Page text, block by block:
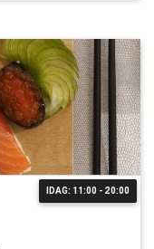
IDAG: 11:00 - 20:00